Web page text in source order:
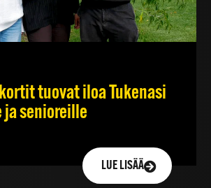
tuovat iloa Tukenasi
senioreille
LUE LISÄÄ